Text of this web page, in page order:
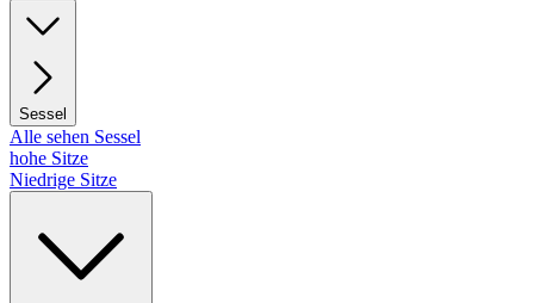
Sessel
Alle sehen Sessel
hohe Sitze
Niedrige Sitze